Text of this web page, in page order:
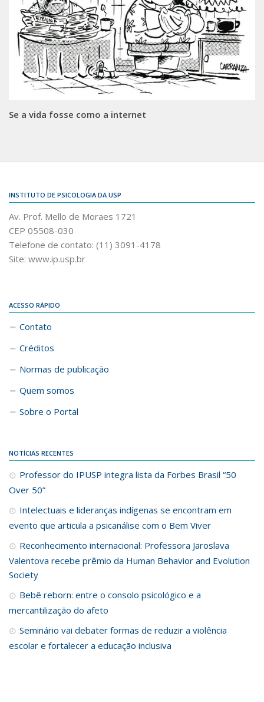
Se a vida fosse como a internet
INSTITUTO DE PSICOLOGIA DA USP
Av. Prof. Mello de Moraes 1721
CEP 05508-030
Telefone de contato: (11) 3091-4178
Site: www.ip.usp.br
ACESSO RÁPIDO
Contato
Créditos
Normas de publicação
Quem somos
Sobre o Portal
NOTÍCIAS RECENTES
Professor do IPUSP integra lista da Forbes Brasil “50
Over 50”
Intelectuais e lideranças indígenas se encontram em
evento que articula a psicanálise com o Bem Viver
Reconhecimento internacional: Professora Jaroslava
Valentova recebe prêmio da Human Behavior and Evolution
Society
Bebê reborn: entre o consolo psicológico e a
mercantilização do afeto
Seminário vai debater formas de reduzir a violência
escolar e fortalecer a educação inclusiva